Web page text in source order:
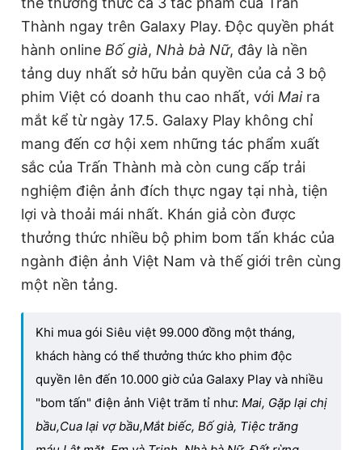
Thành ngay trên Galaxy Play. Độc quyền phát
hành online Bố già, Nhà bà Nữ, đây là nền
tảng duy nhất sở hữu bản quyền của cả 3 bộ
phim Việt có doanh thu cao nhất, với Maira
mắt kể từ ngày 17.5. Galaxy Play không chỉ
mang đến cơ hội xem những tác phẩm xuất
sắc của Trấn Thành mà còn cung cấp trải
nghiệm điện ảnh đích thực ngay tại nhà, tiện
lợi và thoải mái nhất. Khán giả còn được
thưởng thức nhiều bộ phim bom tấn khác của
ngành điện ảnh Việt Nam và thế giới trên cùng
một nền tảng.
Khi mua gói Siêu việt 99.000 đồng một tháng,
khách hàng có thể thưởng thức kho phim độc
quyền lên đến 10.000 giờ của Galaxy Play và nhiều
"bom tấn" điện ảnh Việt trăm tỉ như: Mai, Gặp lại chị
bầu,Cua lại vợ bầu,Mắt biếc, Bố già, Tiệc trăng